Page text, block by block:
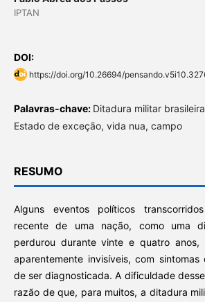
IPTAN
DOI:
https://doi.org/10.26694/
Palavras-chave: Ditadura militar
Estado de exceção, vida nua, campo
RESUMO
Alguns eventos políticos
recente de uma nação, como uma
perdurou durante vinte e quatro anos,
aparentemente invisíveis, com
de ser diagnosticada. A dificuldade
razão de que, para muitos, a ditadura